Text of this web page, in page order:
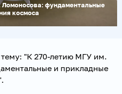
фундаментальные
космоса
"К 270-летию МГУ им.
и прикладные